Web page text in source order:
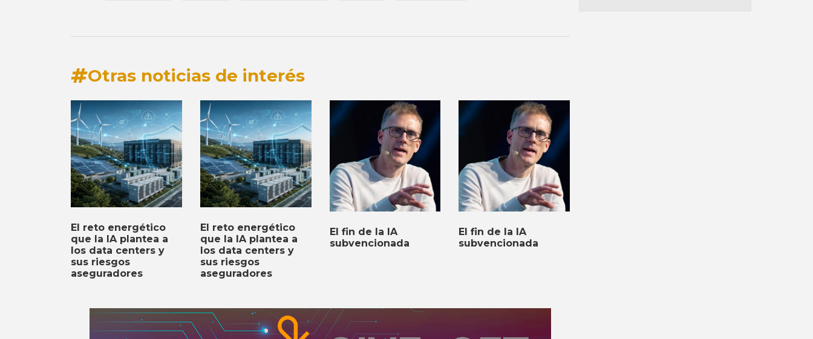
Otras noticias de interés
El reto energético
que la IA plantea a
los data centers y
sus riesgos
aseguradores
El reto energético
que la IA plantea a
los data centers y
sus riesgos
aseguradores
El fin de la IA
subvencionada
El fin de la IA
subvencionada